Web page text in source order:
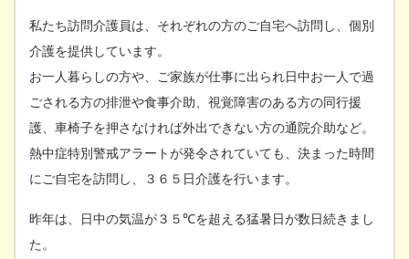
私たち訪問介護員は、それぞれの方のご自宅へ訪問し、個別
介護を提供しています。
お一人暮らしの方や、ご家族が仕事に出られ日中お一人で過
ごされる方の排泄や食事介助、視覚障害のある方の同行援
護、車椅子を押さなければ外出できない方の通院介助など。
熱中症特別警戒アラートが発令されていても、決まった時間
にご自宅を訪問し、３６５日介護を行います。
昨年は、日中の気温が３５℃を超える猛暑日が数日続きまし
た。